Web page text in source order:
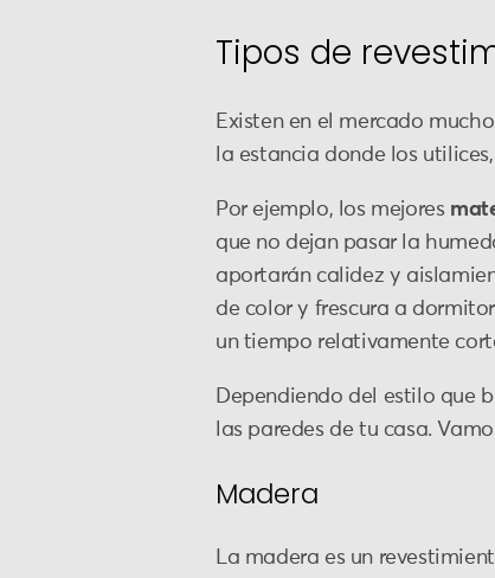
Tipos de
Existen en el mercado
la estancia donde los
Por ejemplo, los mejores
que no dejan pasar la
aportarán calidez y
de color y frescura a
un tiempo relativamente
Dependiendo del estilo que
las paredes de tu casa.
Madera
La madera es un